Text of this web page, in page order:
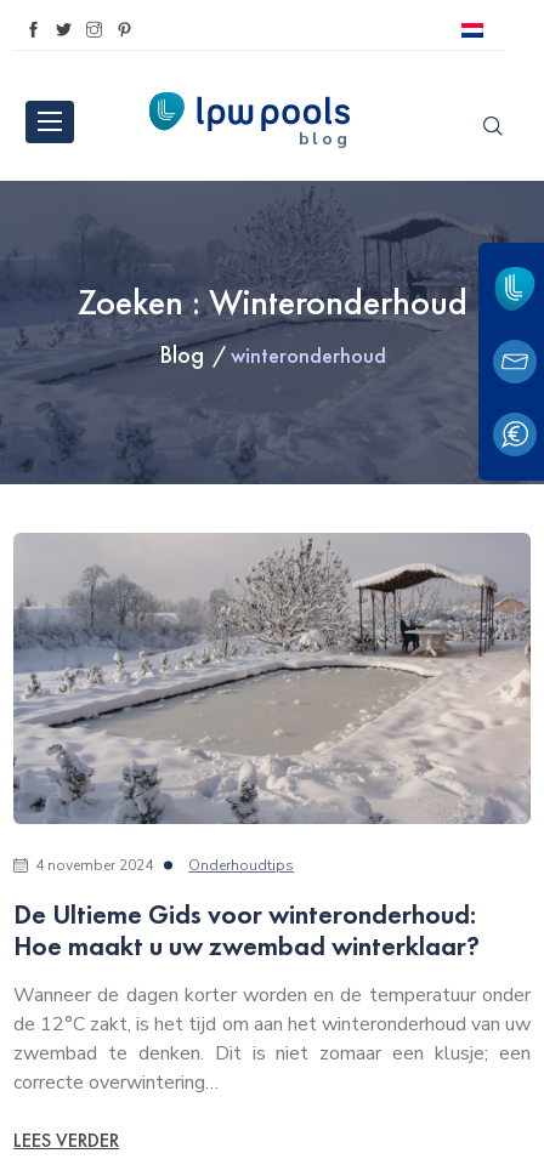
blog
Zoeken : Winteronderhoud
Blog winteronderhoud
4 november 2024 Onderhoudtips
De Ultieme Gids voor winteronderhoud:
Hoe maakt u uw zwembad winterklaar?
Wanneer de dagen korter worden en de temperatuur onder
de 12°C zakt, is het tijd om aan het winteronderhoud van uw
zwembad te denken. Dit is niet zomaar een klusje; een
correcte overwintering…
LEES VERDER